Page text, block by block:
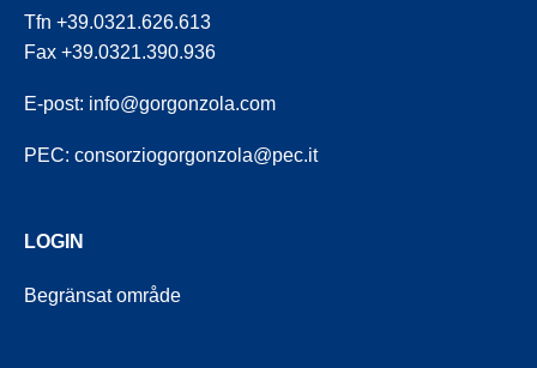
Tfn +39.0321.626.613
Fax +39.0321.390.936
E-post: info@gorgonzola.com
PEC: consorziogorgonzola@pec.it
LOGIN
Begränsat område